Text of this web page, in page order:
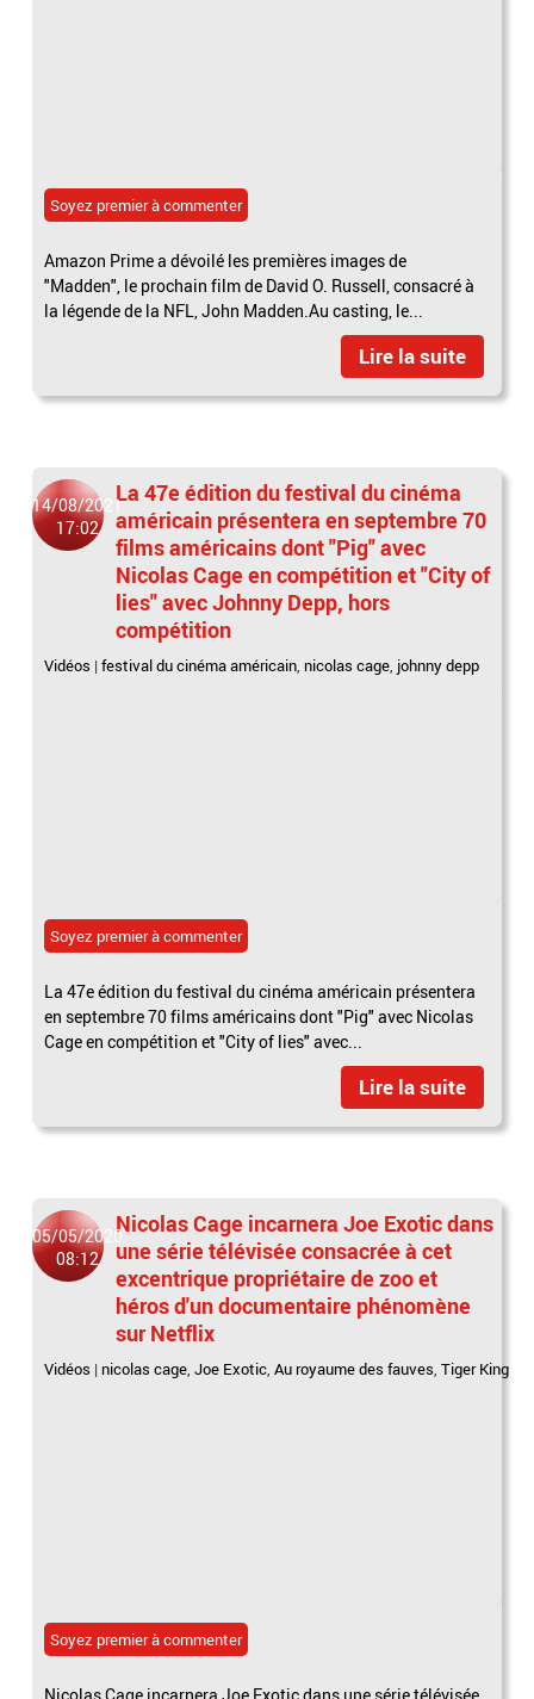
Soyez premier à commenter
Amazon Prime a dévoilé les premières images de
"Madden", le prochain film de David O. Russell, consacré à
la légende de la NFL, John Madden.Au casting, le...
Lire la suite
14/08/2021
17:02
La 47e édition du festival du cinéma
américain présentera en septembre 70
films américains dont "Pig" avec
Nicolas Cage en compétition et "City of
lies" avec Johnny Depp, hors
compétition
Vidéos |festival du cinéma américain, nicolas cage, johnny depp
Soyez premier à commenter
La 47e édition du festival du cinéma américain présentera
en septembre 70 films américains dont "Pig" avec Nicolas
Cage en compétition et "City of lies" avec...
Lire la suite
05/05/2020
08:12
Nicolas Cage incarnera Joe Exotic dans
une série télévisée consacrée à cet
excentrique propriétaire de zoo et
héros d'un documentaire phénomène
sur Netflix
Vidéos | nicolas cage,Joe Exotic,Au royaume des fauves,Tiger King
Soyez premier à commenter